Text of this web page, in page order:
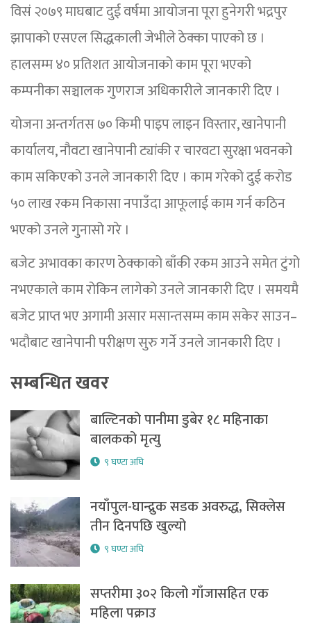
विसं २०७९ माघबाट दुई वर्षमा आयोजना पूरा हुनेगरी भद्रपुर
झापाको एसएल सिद्धकाली जेभीले ठेक्का पाएको छ ।
हालसम्म ४० प्रतिशत आयोजनाको काम पूरा भएको
कम्पनीका सञ्चालक गुणराज अधिकारीले जानकारी दिए ।
योजना अन्तर्गतस ७० किमी पाइप लाइन विस्तार, खानेपानी
कार्यालय, नौवटा खानेपानी ट्यांकी र चारवटा सुरक्षा भवनको
काम सकिएको उनले जानकारी दिए । काम गरेको दुई करोड
५० लाख रकम निकासा नपाउँदा आफूलाई काम गर्न कठिन
भएको उनले गुनासो गरे ।
बजेट अभावका कारण ठेक्काको बाँकी रकम आउने समेत टुंगो
नभएकाले काम रोकिन लागेको उनले जानकारी दिए । समयमै
बजेट प्राप्त भए अगामी असार मसान्तसम्म काम सकेर साउन–
भदौबाट खानेपानी परीक्षण सुरु गर्ने उनले जानकारी दिए ।
सम्बन्धित खवर
बाल्टिनको पानीमा डुबेर १८ महिनाका
बालकको मृत्यु
९ घण्टा अघि
नयाँपुल-घान्द्रुक सडक अवरुद्ध, सिक्लेस
तीन दिनपछि खुल्यो
९ घण्टा अघि
सप्तरीमा ३०२ किलो गाँजासहित एक
महिला पक्राउ